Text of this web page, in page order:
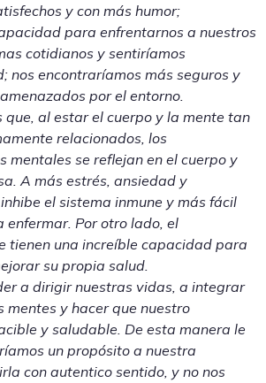
y con más humor;
para enfrentarnos a nuestros
cotidianos y sentiríamos
nos encontraríamos más seguros y
por el entorno.
que, al estar el cuerpo y la mente tan
relacionados, los
mentales se reflejan en el cuerpo y
A más estrés, ansiedad y
el sistema inmune y más fácil
enfermar. Por otro lado, el
tienen una increíble capacidad para
su propia salud.
a dirigir nuestras vidas, a integrar
mentes y hacer que nuestro
y saludable. De esta manera le
un propósito a nuestra
con autentico sentido, y no nos